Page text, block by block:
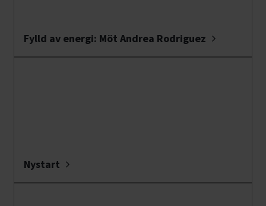
Fylld av energi: Möt Andrea Rodriguez
Nystart